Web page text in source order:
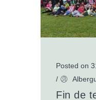
Posted on
/
Fin de